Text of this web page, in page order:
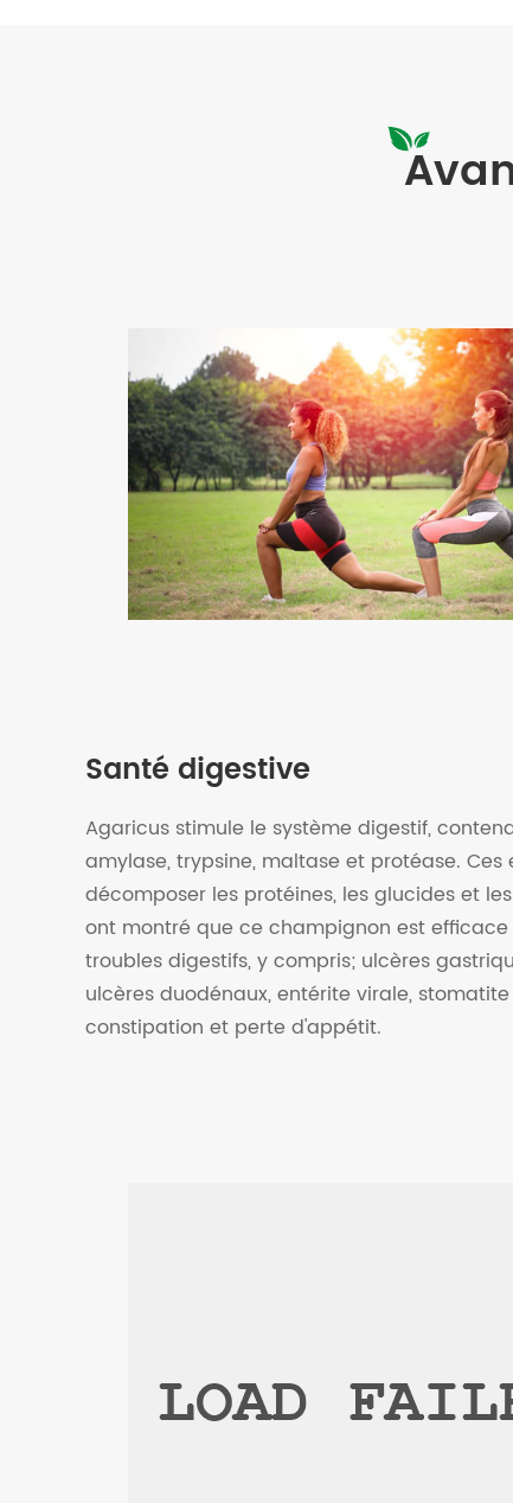
Santé digestive
Agaricus stimule le système digestif,
amylase, trypsine, maltase et protéase.
décomposer les protéines, les glucides et
ont montré que ce champignon est
troubles digestifs, y compris; ulcères
ulcères duodénaux, entérite virale,
constipation et perte d'appétit.